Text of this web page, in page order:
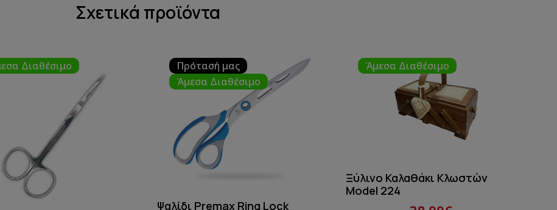
Σχετικά προϊόντα
Διαθέσιμο
Πρότασή μας
Άμεσα Διαθέσιμο
Ψαλίδι Premax Ring Lock
Άμεσα Διαθέσιμο
Ξύλινο Καλαθάκι Κλωστών
Model 224